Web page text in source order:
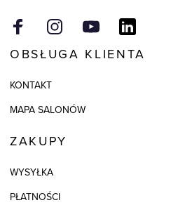
OBSŁUGA KLIENTA
KONTAKT
MAPA SALONÓW
ZAKUPY
WYSYŁKA
PŁATNOŚCI